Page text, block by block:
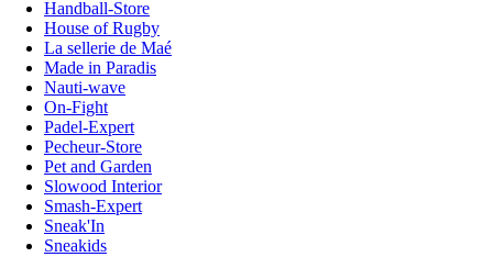
Handball-Store
House of Rugby
La sellerie de Maé
Made in Paradis
Nauti-wave
On-Fight
Padel-Expert
Pecheur-Store
Pet and Garden
Slowood Interior
Smash-Expert
Sneak'In
Sneakids